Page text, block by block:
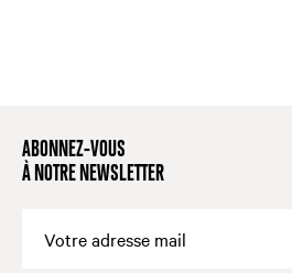
ABONNEZ-VOUS
À NOTRE NEWSLETTER